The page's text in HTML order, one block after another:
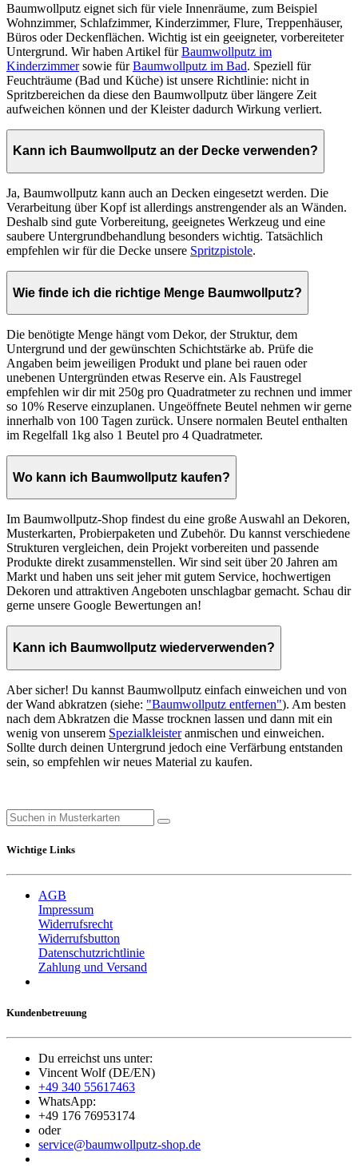
Baumwollputz eignet sich für viele Innenräume, zum Beispiel
Wohnzimmer, Schlafzimmer, Kinderzimmer, Flure, Treppenhäuser,
Büros oder Deckenflächen. Wichtig ist ein geeigneter, vorbereiteter
Untergrund. Wir haben Artikel fürBaumwollputz im
Kinderzimmersowie fürBaumwollputz im Bad. Speziell für
Feuchträume (Bad und Küche) ist unsere Richtlinie: nicht in
Spritzbereichen da diese den Baumwollputz über längere Zeit
aufweichen können und der Kleister dadurch Wirkung verliert.
Kann ich Baumwollputz an der Decke verwenden?
Ja, Baumwollputz kann auch an Decken eingesetzt werden. Die
Verarbeitung über Kopf ist allerdings anstrengender als an Wänden.
Deshalb sind gute Vorbereitung, geeignetes Werkzeug und eine
saubere Untergrundbehandlung besonders wichtig. Tatsächlich
empfehlen wir für die Decke unsere Spritzpistole.
Wie finde ich die richtige Menge Baumwollputz?
Die benötigte Menge hängt vom Dekor, der Struktur, dem
Untergrund und der gewünschten Schichtstärke ab. Prüfe die
Angaben beim jeweiligen Produkt und plane bei rauen oder
unebenen Untergründen etwas Reserve ein. Als Faustregel
empfehlen wir dir mit 250g pro Quadratmeter zu rechnen und immer
so 10% Reserve einzuplanen. Ungeöffnete Beutel nehmen wir gerne
innerhalb von 100 Tagen zurück. Unsere normalen Beutel enthalten
im Regelfall 1kg also 1 Beutel pro 4 Quadratmeter.
Wo kann ich Baumwollputz kaufen?
Im Baumwollputz-Shop findest du eine große Auswahl an Dekoren,
Musterkarten, Probierpaketen und Zubehör. Du kannst verschiedene
Strukturen vergleichen, dein Projekt vorbereiten und passende
Produkte direkt zusammenstellen. Wir sind seit über 20 Jahren am
Markt und haben uns seit jeher mit gutem Service, hochwertigen
Dekoren und attraktiven Angeboten unschlagbar gemacht. Schau dir
gerne unsere Google Bewertungen an!
Kann ich Baumwollputz wiederverwenden?
Aber sicher! Du kannst Baumwollputz einfach einweichen und von
der Wand abkratzen (siehe: "Baumwollputz entfernen"). Am besten
nach dem Abkratzen die Masse trocknen lassen und dann mit ein
wenig von unserem Spezialkleisteranmischen und einweichen.
Sollte durch deinen Untergrund jedoch eine Verfärbung entstanden
sein, so empfehlen wir neues Material zu kaufen.
Wichtige Links
AGB
Impressum
Widerrufsrecht
Widerrufsbutton
Datenschutzrichtlinie
Zahlung und Versand
Kundenbetreuung
Du erreichst uns unter:
Vincent Wolf (DE/EN)
+49 340 55617463
WhatsApp:
+49 176 76953174
oder
service@baumwollputz-shop.de